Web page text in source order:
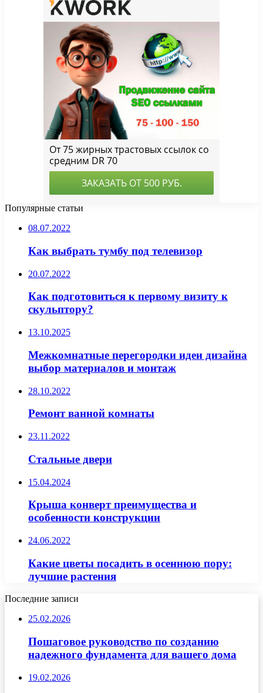
Популярные статьи
08.07.2022
Как выбрать тумбу под телевизор
20.07.2022
Как подготовиться к первому визиту к
скульптору?
13.10.2025
Межкомнатные перегородки идеи дизайна
выбор материалов и монтаж
28.10.2022
Ремонт ванной комнаты
23.11.2022
Стальные двери
15.04.2024
Крыша конверт преимущества и
особенности конструкции
24.06.2022
Какие цветы посадить в осеннюю пору:
лучшие растения
Последние записи
25.02.2026
Пошаговое руководство по созданию
надежного фундамента для вашего дома
19.02.2026